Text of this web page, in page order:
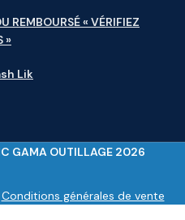
REMBOURSÉ « VÉRIFIEZ
»
Lik
GAMA OUTILLAGE 2026
Conditions générales de vente